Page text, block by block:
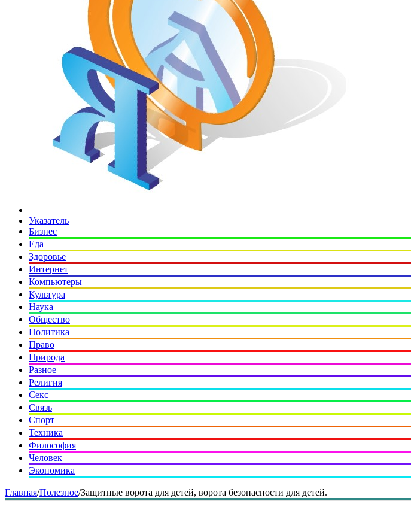
Указатель
Бизнес
Еда
Здоровье
Интернет
Компьютеры
Культура
Наука
Общество
Политика
Право
Природа
Разное
Религия
Секс
Связь
Спорт
Техника
Философия
Человек
Экономика
Главная/Полезное/Защитные ворота для детей, ворота безопасности для детей.